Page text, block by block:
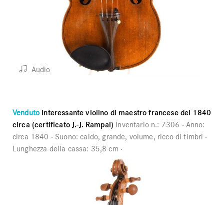
Audio
Venduto Interessante violino di maestro francese del 1840
circa (certificato J.-J. Rampal) Inventario n.: 7306
Anno:
circa 1840
Suono:caldo, grande, volume, ricco di timbri
Lunghezza della cassa: 35,8 cm